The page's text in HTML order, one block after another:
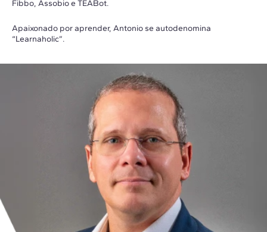
Fibbo, Assobio e TEABot.
Apaixonado por aprender, Antonio se autodenomina
“Learnaholic”.